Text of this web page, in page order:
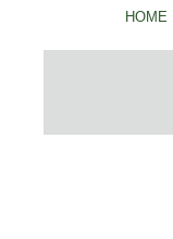
HOME